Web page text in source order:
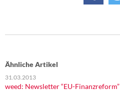
Ähnliche Artikel
31.03.2013
weed: Newsletter “EU-Finanzreform”